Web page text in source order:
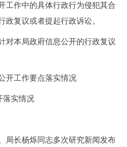
工作中的具体行政行为侵犯其合
政复议或者提起行政诉讼。
本局政府信息公开的行政复议
工作要点落实情况
实情况
长杨烁同志多次研究新闻发布